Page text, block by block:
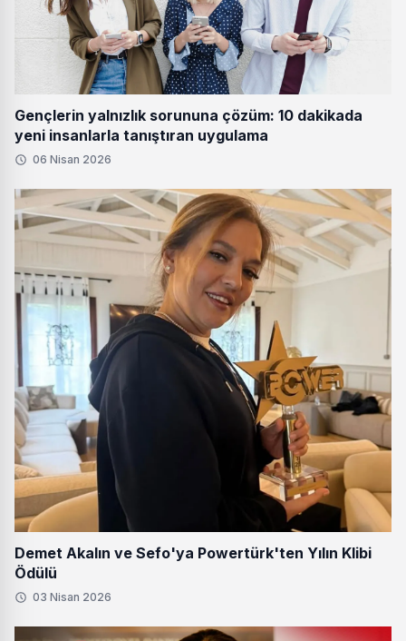
Gençlerin yalnızlık sorununa çözüm: 10 dakikada
yeni insanlarla tanıştıran uygulama
06 Nisan 2026
Demet Akalın ve Sefo'ya Powertürk'ten Yılın Klibi
Ödülü
03 Nisan 2026